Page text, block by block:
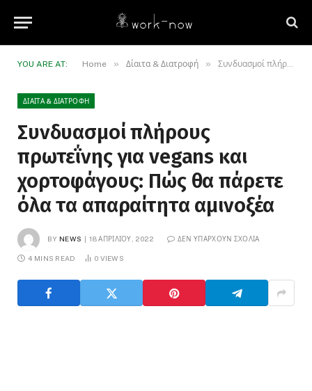
YOU ARE AT: Home » Δίαιτα & Διατροφή » Συνδυασμοί πλήρους πρωτεΐνης για vegans και χορτοφάγους: Πώς θα πάρετε όλα τα απαραίτητα αμινοξέα
ΔΊΑΙΤΑ & ΔΙΑΤΡΟΦΉ
Συνδυασμοί πλήρους
πρωτεΐνης για vegans και
χορτοφάγους: Πώς θα πάρετε
όλα τα απαραίτητα αμινοξέα
BY NEWS 18 ΑΠΡΙΛΊΟΥ, 2022 ΔΕΝ ΥΠΆΡΧΟΥΝ ΣΧΌΛΙΑ
4 MINS READ 0 VIEWS